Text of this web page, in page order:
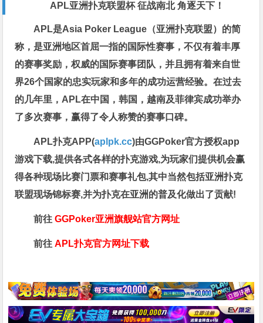
APL亚洲扑克联盟杯 征战南北 角逐天下！
APL是Asia Poker League（亚洲扑克联盟）的简
称，是亚洲地区首屈一指的国际性赛事，不仅有着丰厚
的赛事奖励，权威的国际赛事团队，并且拥有着来自世
界26个国家的忠实玩家和多年的成功运营经验。在过去
的几年里，APL在中国，韩国，越南及菲律宾成功举办
了多次赛事，赢得了令人称赞的赛事口碑。
APL扑克APP(aplpk.cc)由GGPoker官方授权app
游戏下载,提供各式各样的扑克游戏,为玩家们提供机会赢
得各种现场比赛门票和赛事礼包,其中当然包括亚洲扑克
联盟现场锦标赛,并为扑克在亚洲的普及化做出了贡献!
前往GGPoker亚洲旗舰站官方网址
前往APL扑克官方网址下载